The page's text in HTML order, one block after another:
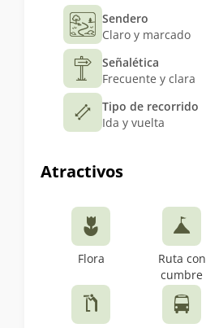
Sendero
Claro y marcado
Señalética
Frecuente y clara
Tipo de recorrido
Ida y vuelta
Atractivos
Flora
Ruta con
cumbre